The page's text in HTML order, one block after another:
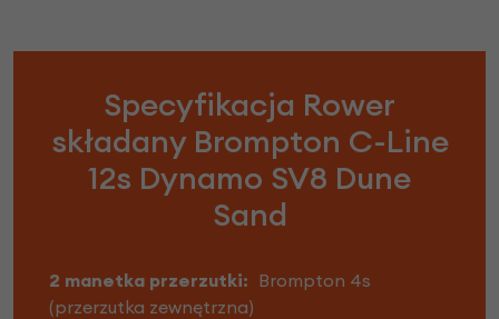
Specyfikacja Rower
składany Brompton C-Line
12s Dynamo SV8 Dune
Sand
2 manetka przerzutki: Brompton 4s
(przerzutka zewnętrzna)